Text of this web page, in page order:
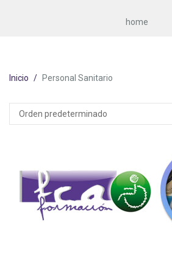
home
Inicio Personal Sanitario